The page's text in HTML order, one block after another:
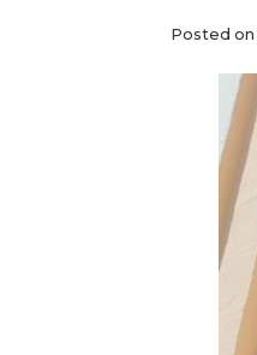
Posted on